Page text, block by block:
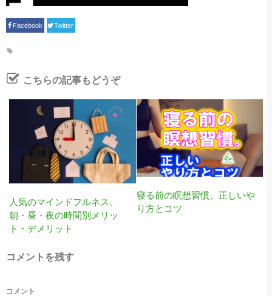
Facebook Twitter
こちらの記事もどうぞ
人気のマインドフルネス。
朝・昼・夜の時間別メリッ
ト・デメリット
寝る前の瞑想習慣。正しいや
り方とコツ
コメントを残す
コメント